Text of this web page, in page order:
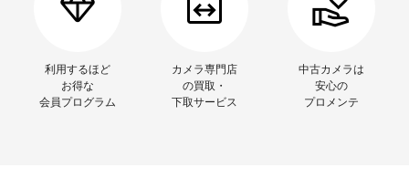
利用するほど
お得な
会員プログラム
カメラ専門店
の買取・
下取サービス
中古カメラは
安心の
プロメンテ